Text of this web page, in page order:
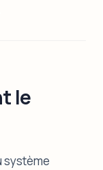
le
système